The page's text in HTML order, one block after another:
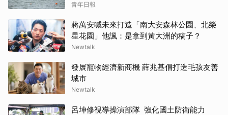
青年日報
蔣萬安喊未來打造「南大安森林公園、北榮
星花園」他諷：是拿到黃大洲的稿子？
Newtalk
發展寵物經濟新商機 薛兆基倡打造毛孩友善
城市
Newtalk
呂坤修視導操演部隊 強化國土防衛能力